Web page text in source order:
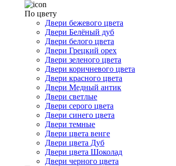
По цвету
Двери бежевого цвета
Двери Белёный дуб
Двери белого цвета
Двери Грецкий орех
Двери зеленого цвета
Двери коричневого цвета
Двери красного цвета
Двери Медный антик
Двери светлые
Двери серого цвета
Двери синего цвета
Двери темные
Двери цвета венге
Двери цвета Дуб
Двери цвета Шоколад
Двери черного цвета